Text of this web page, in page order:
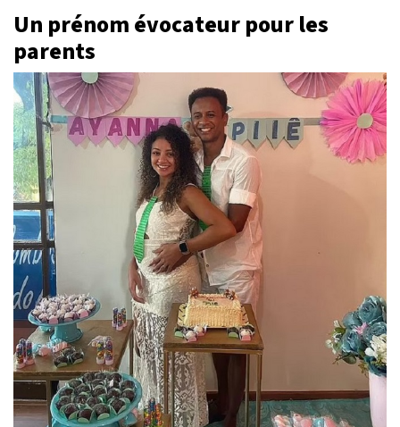
Un prénom évocateur pour les
parents